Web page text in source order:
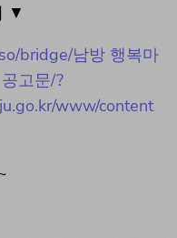
▼
bridge/남방 행복마
고문/?
www/content